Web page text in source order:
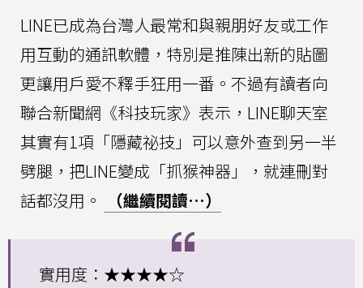
LINE已成為台灣人最常和與親朋好友或工作
用互動的通訊軟體，特別是推陳出新的貼圖
更讓用戶愛不釋手狂用一番。不過有讀者向
聯合新聞網《科技玩家》表示，LINE聊天室
其實有1項「隱藏祕技」可以意外查到另一半
劈腿，把LINE變成「抓猴神器」，就連刪對
話都沒用。
（繼續閱讀…）
實用度：★★★★☆